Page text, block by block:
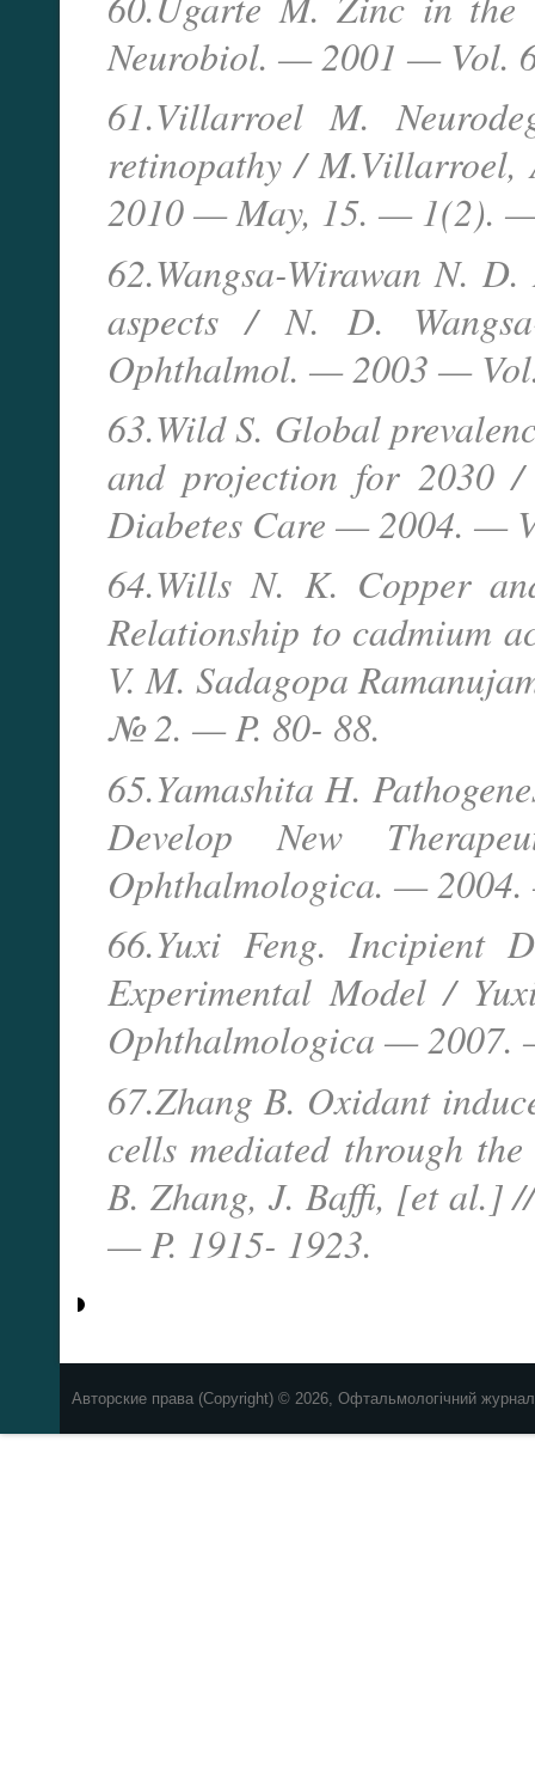
Neurobiol. — 2001 — Vol.
61.Villarroel M.
retinopathy /
2010 — May, 15. — 1(2).
62.Wangsa-Wirawan N.
aspects / N. D.
Ophthalmol. — 2003 —
63.Wild S. Global
and projection for 2030
Diabetes Care — 2004. —
64.Wills N. K. Copper
Relationship to cadmium
V. M. Sadagopa
№ 2. — P. 80- 88.
65.Yamashita H.
Develop New
Ophthalmologica. —
66.Yuxi Feng. Incipient
Experimental Model /
Ophthalmologica —
67.Zhang B. Oxidant
cells mediated through
B. Zhang, J. Baffi, [et al.]
— P. 1915- 1923.
Авторские права (Copyright) © 2026, Офтальмологічний